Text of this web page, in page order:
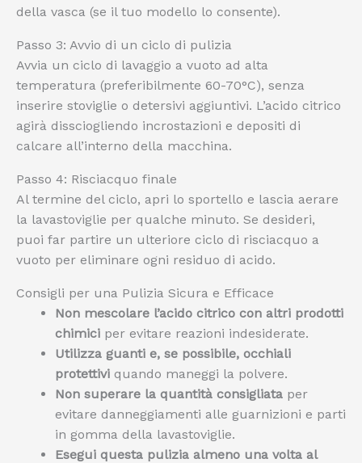
della vasca (se il tuo modello lo consente).
Passo 3: Avvio di un ciclo di pulizia
Avvia un ciclo di lavaggio a vuoto ad alta
temperatura (preferibilmente 60-70°C), senza
inserire stoviglie o detersivi aggiuntivi. L’acido citrico
agirà dissciogliendo incrostazioni e depositi di
calcare all’interno della macchina.
Passo 4: Risciacquo finale
Al termine del ciclo, apri lo sportello e lascia aerare
la lavastoviglie per qualche minuto. Se desideri,
puoi far partire un ulteriore ciclo di risciacquo a
vuoto per eliminare ogni residuo di acido.
Consigli per una Pulizia Sicura e Efficace
Non mescolare l’acido citrico con altri prodotti
chimici per evitare reazioni indesiderate.
Utilizza guanti e, se possibile, occhiali
protettivi quando maneggi la polvere.
Non superare la quantità consigliata per
evitare danneggiamenti alle guarnizioni e parti
in gomma della lavastoviglie.
Esegui questa pulizia almeno una volta al